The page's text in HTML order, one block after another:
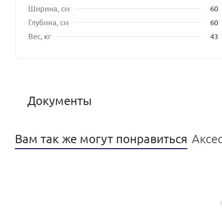
Ширина, см
60
Глубина, см
60
Вес, кг
43
Документы
Вам так же могут понравиться